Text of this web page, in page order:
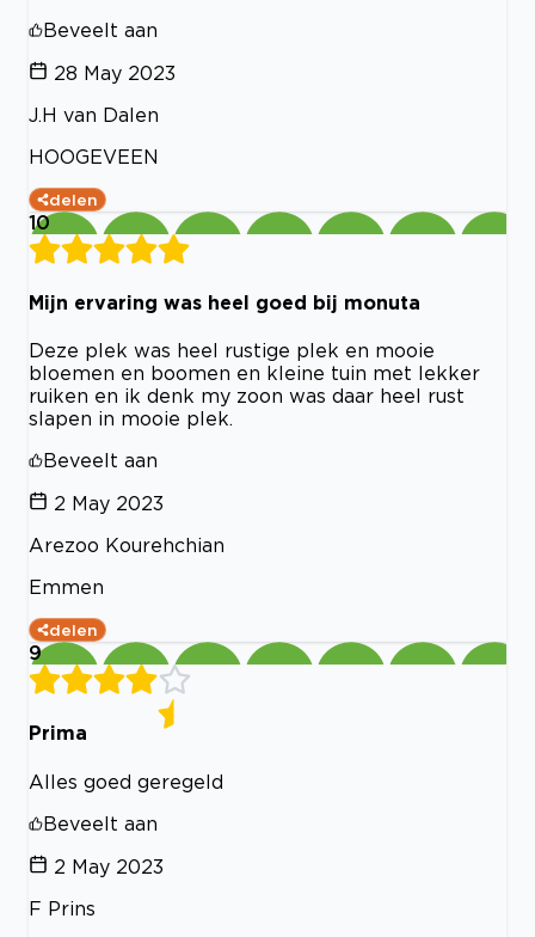
Beveelt aan
28 May 2023
J.H van Dalen
HOOGEVEEN
delen
10
Mijn ervaring was heel goed bij monuta
Deze plek was heel rustige plek en mooie
bloemen en boomen en kleine tuin met lekker
ruiken en ik denk my zoon was daar heel rust
slapen in mooie plek.
Beveelt aan
2 May 2023
Arezoo Kourehchian
Emmen
delen
9
Prima
Alles goed geregeld
Beveelt aan
2 May 2023
F Prins